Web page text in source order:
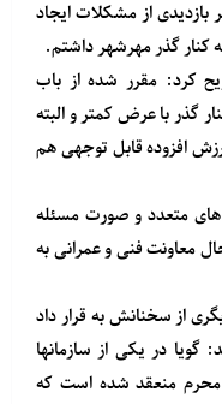
بازدیدی از مشکلات ایجاد
کنار گذر مهرشهر داشتم.
کرد: مقرر شده از باب
گذر با عرض کمتر و البته
افزوده قابل توجهی هم
متعدد و صورت مسئله
معاونت فنی و عمرانی به
از سخنانش به قرار داد
گویا در یکی از سازمانها
محرم منعقد شده است که